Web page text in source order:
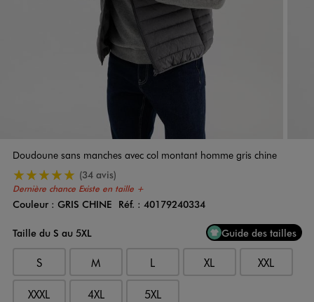
Doudoune sans manches avec col montant homme gris chine
Dernière chance Existe en taille +
5/5 de moyenne(34 avis)
Couleur
Couleur : GRIS CHINE Réf. : 40179240334
Taille du S au 5XL
Guide des tailles
S M L XL XXL
XXXL 4XL 5XL